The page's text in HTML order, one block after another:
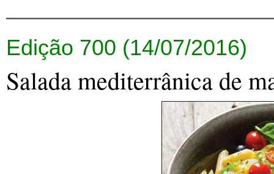
Edição 700 (14/07/2016)
Salada mediterrânica de